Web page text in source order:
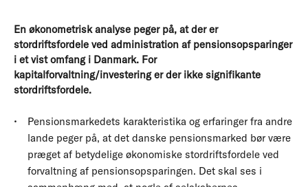
En økonometrisk analyse peger på, at der er
stordriftsfordele ved administration af pensionsopsparinger
i et vist omfang i Danmark. For
kapitalforvaltning/investering er der ikke signifikante
stordriftsfordele.
Pensionsmarkedets karakteristika og erfaringer fra andre
lande peger på, at det danske pensionsmarked bør være
præget af betydelige økonomiske stordriftsfordele ved
forvaltning af pensionsopsparingen. Det skal ses i